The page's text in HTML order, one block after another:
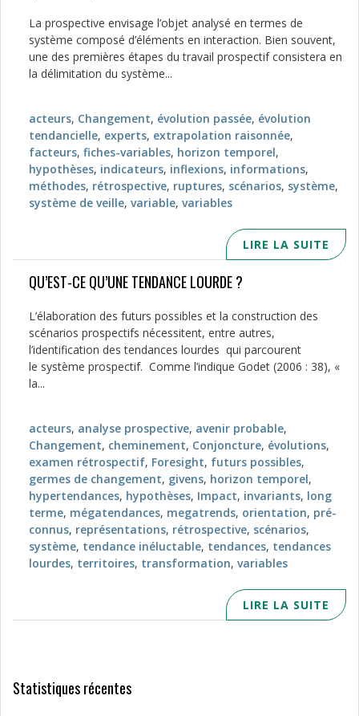
La prospective envisage l’objet analysé en termes de
système composé d’éléments en interaction. Bien souvent,
une des premières étapes du travail prospectif consistera en
la délimitation du système...
acteurs, Changement, évolution passée, évolution
tendancielle, experts, extrapolation raisonnée,
facteurs, fiches-variables, horizon temporel,
hypothèses, indicateurs, inflexions, informations,
méthodes, rétrospective, ruptures, scénarios, système,
système de veille, variable, variables
LIRE LA SUITE
QU’EST-CE QU’UNE TENDANCE LOURDE ?
L’élaboration des futurs possibles et la construction des
scénarios prospectifs nécessitent, entre autres,
l’identification des tendances lourdes qui parcourent
le système prospectif. Comme l’indique Godet (2006 : 38), «
la...
acteurs, analyse prospective, avenir probable,
Changement, cheminement, Conjoncture, évolutions,
examen rétrospectif, Foresight, futurs possibles,
germes de changement, givens, horizon temporel,
hypertendances, hypothèses, Impact, invariants, long
terme, mégatendances, megatrends, orientation, pré-
connus, représentations, rétrospective, scénarios,
système, tendance inéluctable, tendances, tendances
lourdes, territoires, transformation, variables
LIRE LA SUITE
Statistiques récentes